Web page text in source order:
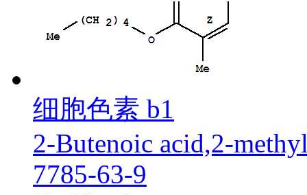
细胞色素 b1
2-Butenoic acid,2-
7785-63-9